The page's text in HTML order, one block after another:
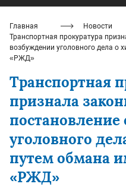
Главная
Новости
Транспортная прокуратура
возбуждении уголовного дела
«РЖД»
Транспортная
признала
уголовного
путем обмана
«РЖД»